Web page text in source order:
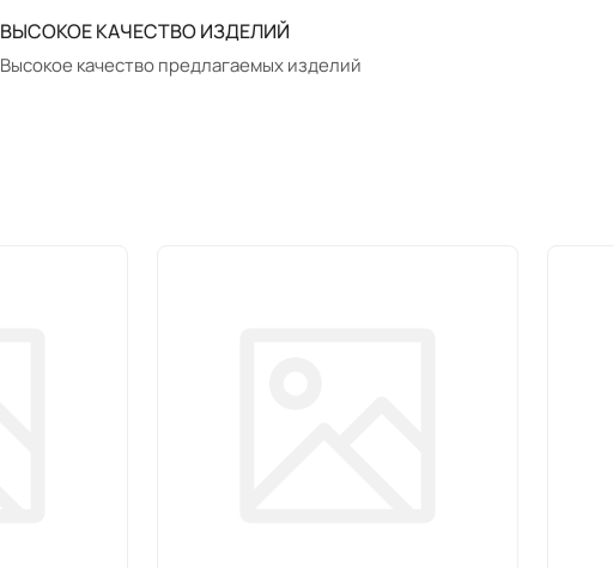
ВЫСОКОЕ КАЧЕСТВО ИЗДЕЛИЙ
Высокое качество предлагаемых изделий